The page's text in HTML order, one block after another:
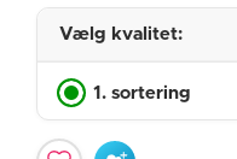
Vælg kvalitet:
1. sortering